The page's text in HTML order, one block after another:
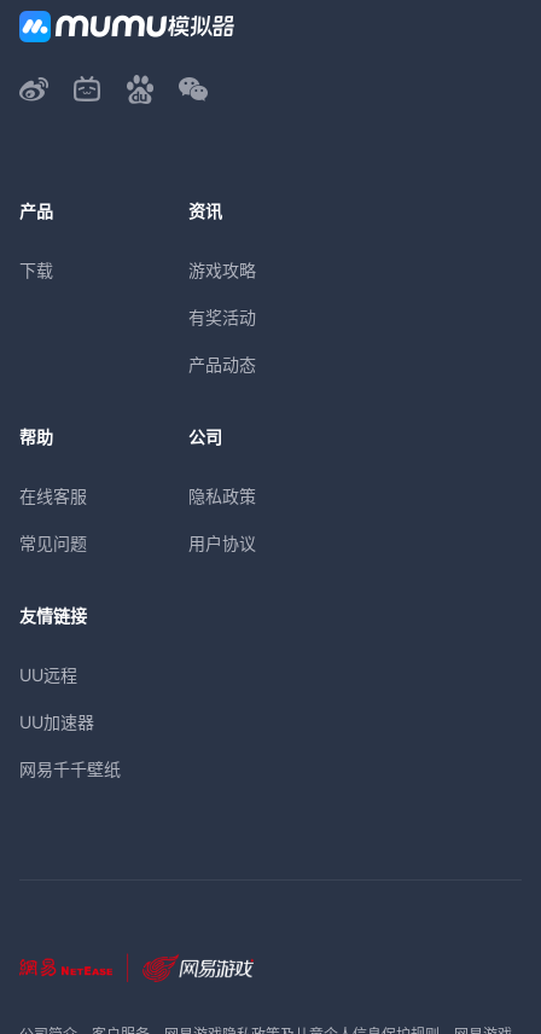
产品
下载
资讯
游戏攻略
有奖活动
产品动态
帮助
在线客服
常见问题
公司
隐私政策
用户协议
友情链接
UU远程
UU加速器
网易千千壁纸